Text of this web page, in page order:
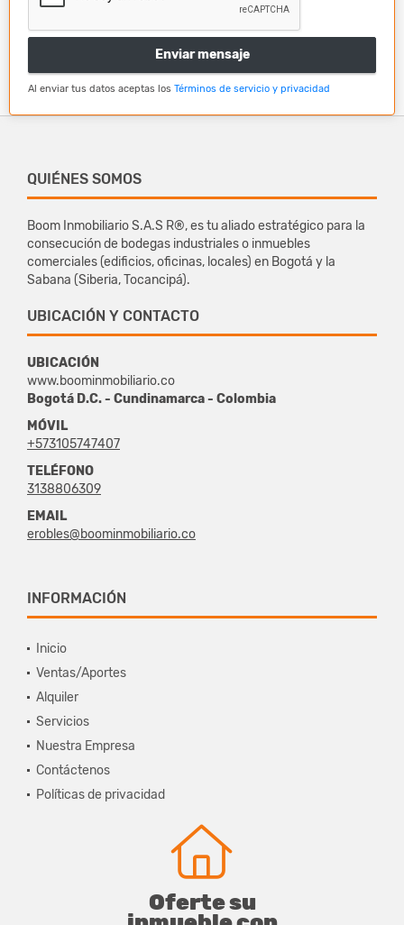
Enviar mensaje
Al enviar tus datos aceptas los Términos de servicio y privacidad
QUIÉNES SOMOS
Boom Inmobiliario S.A.S R®, es tu aliado estratégico para la
consecución de bodegas industriales o inmuebles
comerciales (edificios, oficinas, locales) en Bogotá y la
Sabana (Siberia, Tocancipá).
UBICACIÓN Y CONTACTO
UBICACIÓN
www.boominmobiliario.co
Bogotá D.C. - Cundinamarca - Colombia
MÓVIL
+573105747407
TELÉFONO
3138806309
EMAIL
erobles@boominmobiliario.co
INFORMACIÓN
Inicio
Ventas/Aportes
Alquiler
Servicios
Nuestra Empresa
Contáctenos
Políticas de privacidad
Oferte su